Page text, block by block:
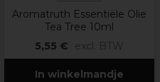
Aromatruth Essentiële Olie
Tea Tree 10ml
5,55 €
excl. BTW
In winkelmandje